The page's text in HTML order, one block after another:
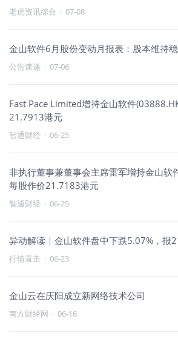
老虎资讯综合 · 07-08
金山软件6月股份变动月报表：股本维持
公告速递 · 07-06
Fast Pace Limited增持金山软件
21.7913港元
智通财经 · 06-25
非执行董事兼董事会主席雷军增持金山软
每股作价21.7183港元
智通财经 · 06-25
异动解读｜金山软件盘中下跌5.07%，报
行情直击 · 06-23
金山云在庆阳成立新网络技术公司
南方财经网 · 06-16